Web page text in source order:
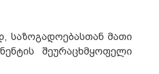
საზოგადოებასთან მათი
შეურაცხმყოფელი